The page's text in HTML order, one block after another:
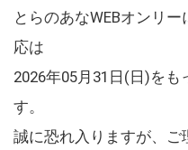
とらのあなWEBオンリ
応は
2026年05月31日(日)をも
す。
誠に恐れ入りますが、ご